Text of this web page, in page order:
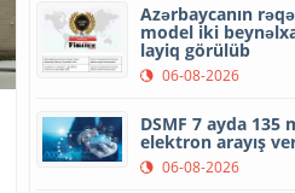
Azərbaycanın
model iki
layiq görülüb
06-08-2026
DSMF 7 ayda 135
elektron arayış
06-08-2026